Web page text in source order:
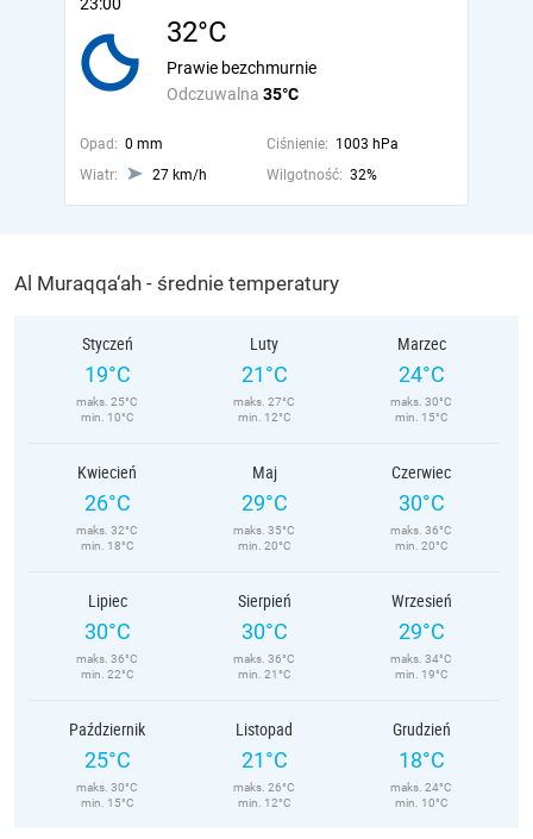
32°C
Odczuwalna 35°C
Prawie bezchmurnie
Opad: 0 mm Ciśnienie: 1003 hPa
Wiatr:
27 km/h Wilgotność: 32%
Al Muraqqa‘ah - średnie temperatury
Styczeń
19°C
maks. 25°C
min. 10°C
Luty
21°C
maks. 27°C
min. 12°C
Marzec
24°C
maks. 30°C
min. 15°C
Kwiecień
26°C
maks. 32°C
min. 18°C
Maj
29°C
maks. 35°C
min. 20°C
Czerwiec
30°C
maks. 36°C
min. 20°C
Lipiec
30°C
maks. 36°C
min. 22°C
Sierpień
30°C
maks. 36°C
min. 21°C
Wrzesień
29°C
maks. 34°C
min. 19°C
Październik
25°C
maks. 30°C
min. 15°C
Listopad
21°C
maks. 26°C
min. 12°C
Grudzień
18°C
maks. 24°C
min. 10°C